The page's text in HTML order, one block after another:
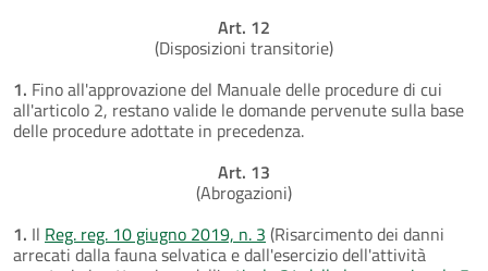
Art. 12
(Disposizioni transitorie)
1. Fino all'approvazione del Manuale delle procedure di cui
all'articolo 2, restano valide le domande pervenute sulla base
delle procedure adottate in precedenza.
Art. 13
(Abrogazioni)
1. Il Reg. reg. 10 giugno 2019, n. 3 (Risarcimento dei danni
arrecati dalla fauna selvatica e dall'esercizio dell'attività